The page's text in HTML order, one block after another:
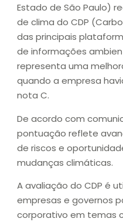
Estado de São Paulo)
de clima do CDP
das principais
de informações
representa uma
quando a empresa
nota C.
De acordo com
pontuação reflete
de riscos e
mudanças climáticas.
A avaliação do CDP é
empresas e governos
corporativo em temas